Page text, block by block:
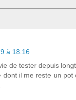
à 18:16
de tester depuis
il me reste un